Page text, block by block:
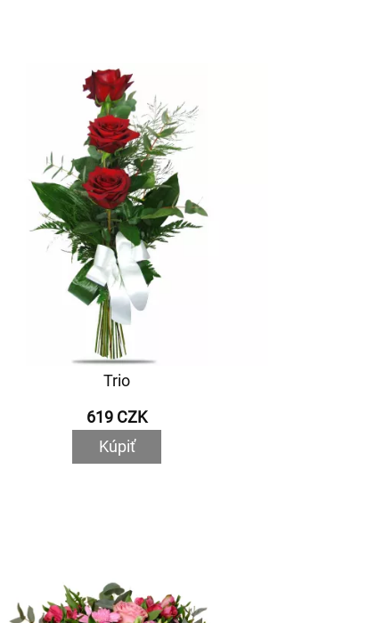
Trio
619 CZK
Kúpiť